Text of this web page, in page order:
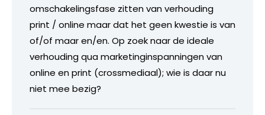
omschakelingsfase zitten van verhouding
print / online maar dat het geen kwestie is van
of/of maar en/en. Op zoek naar de ideale
verhouding qua marketinginspanningen van
online en print (crossmediaal); wie is daar nu
niet mee bezig?